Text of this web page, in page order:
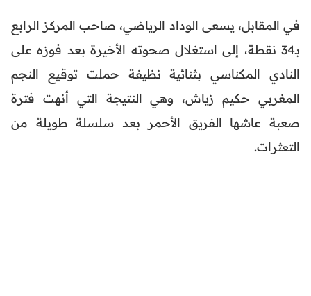
في المقابل، يسعى الوداد الرياضي، صاحب المركز الرابع
بـ34 نقطة، إلى استغلال صحوته الأخيرة بعد فوزه على
النادي المكناسي بثنائية نظيفة حملت توقيع النجم
المغربي حكيم زياش، وهي النتيجة التي أنهت فترة
صعبة عاشها الفريق الأحمر بعد سلسلة طويلة من
التعثرات.